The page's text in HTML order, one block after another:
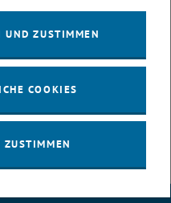
der Woche (<link http:
angebot
_blank
UND ZUSTIMMEN
COOKIES